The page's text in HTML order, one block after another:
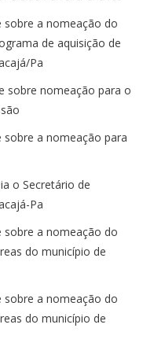
sobre a nomeação do
de aquisição de
Pa
sobre nomeação para o
sobre a nomeação para
o Secretário de
Pa
sobre a nomeação do
do município de
sobre a nomeação do
do município de